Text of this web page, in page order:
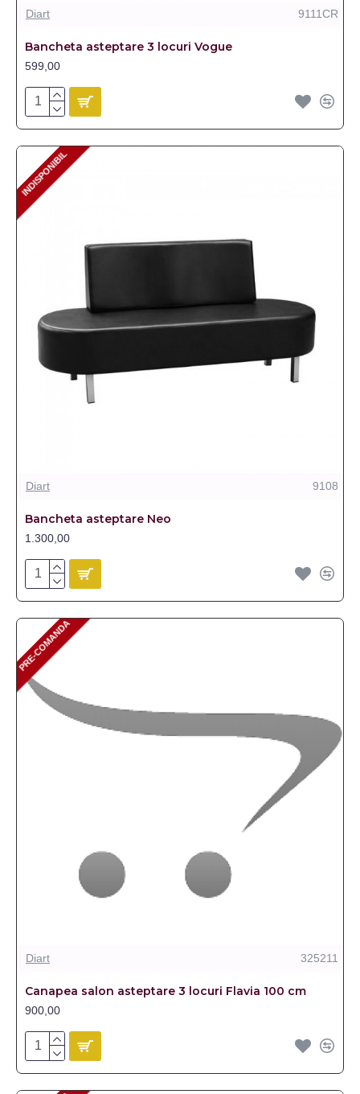
Diart 9111CR
Bancheta asteptare 3 locuri Vogue
599,00
INDISPONIBIL
INDISPONIBIL
Diart 9108
Bancheta asteptare Neo
1.300,00
PRE-COMANDA
PRE-COMANDA
Diart 325211
Canapea salon asteptare 3 locuri Flavia 100 cm
900,00